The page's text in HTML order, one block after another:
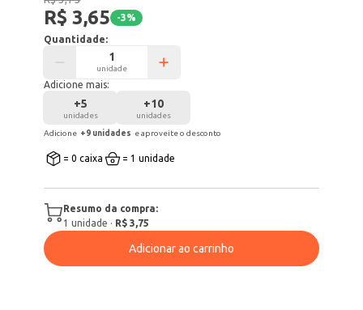
R$ 3,65 -3%
Quantidade:
unidade
Adicione mais:
+5
unidades
+10
unidades
Adicione +9 unidades e aproveite o desconto
= 0 caixa = 1 unidade
Resumo da compra:
1 unidade · R$ 3,75
Adicionar ao carrinho